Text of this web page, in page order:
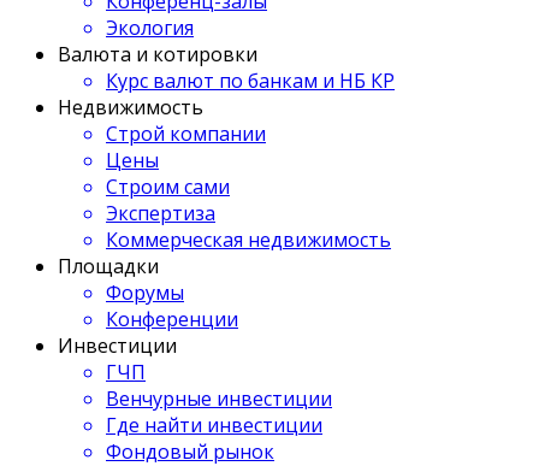
Экология
Валюта и котировки
Курс валют по банкам и НБ КР
Недвижимость
Строй компании
Цены
Строим сами
Экспертиза
Коммерческая недвижимость
Площадки
Форумы
Конференции
Инвестиции
ГЧП
Венчурные инвестиции
Где найти инвестиции
Фондовый рынок